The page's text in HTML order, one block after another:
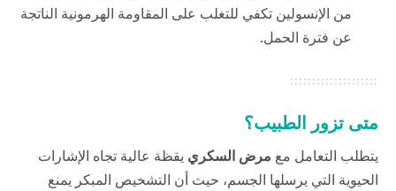
من الإنسولين تكفي للتغلب على المقاومة الهرمونية الناتجة
عن فترة الحمل.
متى تزور الطبيب؟
يتطلب التعامل مع مرض السكري يقظة عالية تجاه الإشارات
الحيوية التي يرسلها الجسم، حيث أن التشخيص المبكر يمنع